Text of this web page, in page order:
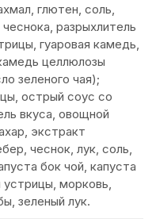
глютен, соль,
разрыхлитель
гуаровая камедь,
целлюлозы
зеленого чая);
острый соус со
вкуса, овощной
экстракт
чеснок, лук, соль,
бок чой, капуста
устрицы, морковь,
зеленый лук.